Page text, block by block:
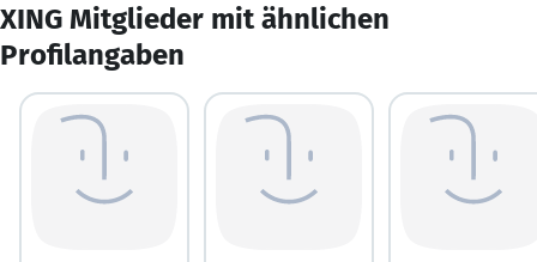
XING Mitglieder mit ähnlichen
Profilangaben